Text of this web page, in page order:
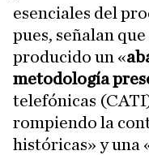
esenciales del
pues, señalan
producido un «
metodología
telefónicas
rompiendo la
históricas» y una